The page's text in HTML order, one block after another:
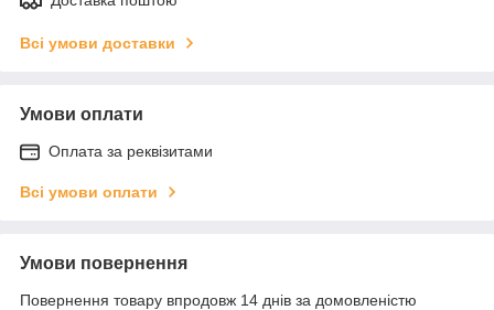
Всі умови доставки
Умови оплати
Оплата за реквізитами
Всі умови оплати
Умови повернення
Повернення товару впродовж 14 днів за домовленістю